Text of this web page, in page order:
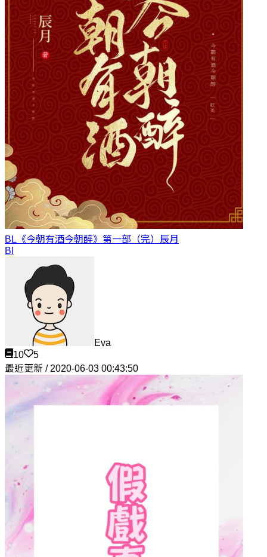
BL《今朝有酒今朝醉》第一部（完） 辰月
Bl
Eva
10
5
最近更新 / 2020-06-03 00:43:50